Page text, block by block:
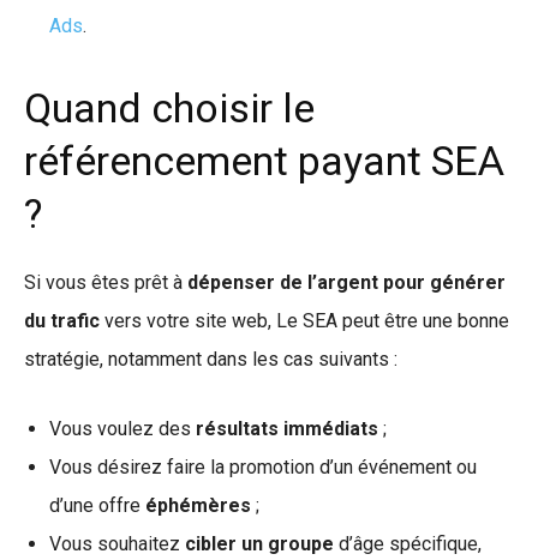
Ads.
Quand choisir le
référencement payant SEA
?
Si vous êtes prêt à dépenser de l’argent pour générer
du trafic vers votre site web, Le SEA peut être une bonne
stratégie, notamment dans les cas suivants :
Vous voulez des résultats immédiats ;
Vous désirez faire la promotion d’un événement ou
d’une offre éphémères ;
Vous souhaitez cibler un groupe d’âge spécifique,